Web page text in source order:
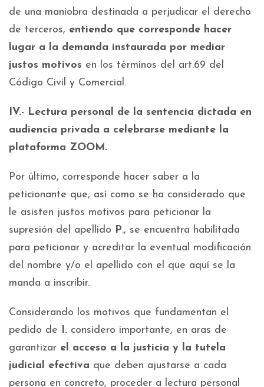
de una maniobra destinada a perjudicar el derecho
de terceros, entiendo que corresponde hacer
lugar a la demanda instaurada por mediar
justos motivos en los términos del art.69 del
Código Civil y Comercial.
IV.- Lectura personal de la sentencia dictada en
audiencia privada a celebrarse mediante la
plataforma ZOOM.
Por último, corresponde hacer saber a la
peticionante que, así como se ha considerado que
le asisten justos motivos para peticionar la
supresión del apellido P., se encuentra habilitada
para peticionar y acreditar la eventual modificación
del nombre y/o el apellido con el que aquí se la
manda a inscribir.
Considerando los motivos que fundamentan el
pedido de I. considero importante, en aras de
garantizar el acceso a la justicia y la tutela
judicial efectiva que deben ajustarse a cada
persona en concreto, proceder a lectura personal